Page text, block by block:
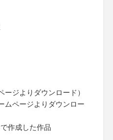
ジよりダウンロード）
ムページよりダウンロー
作成した作品